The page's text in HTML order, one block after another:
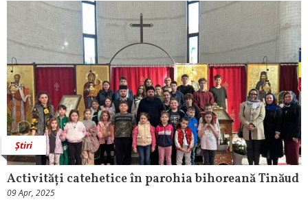
Știri
Activități catehetice în parohia bihoreană Tinăud
09 Apr, 2025